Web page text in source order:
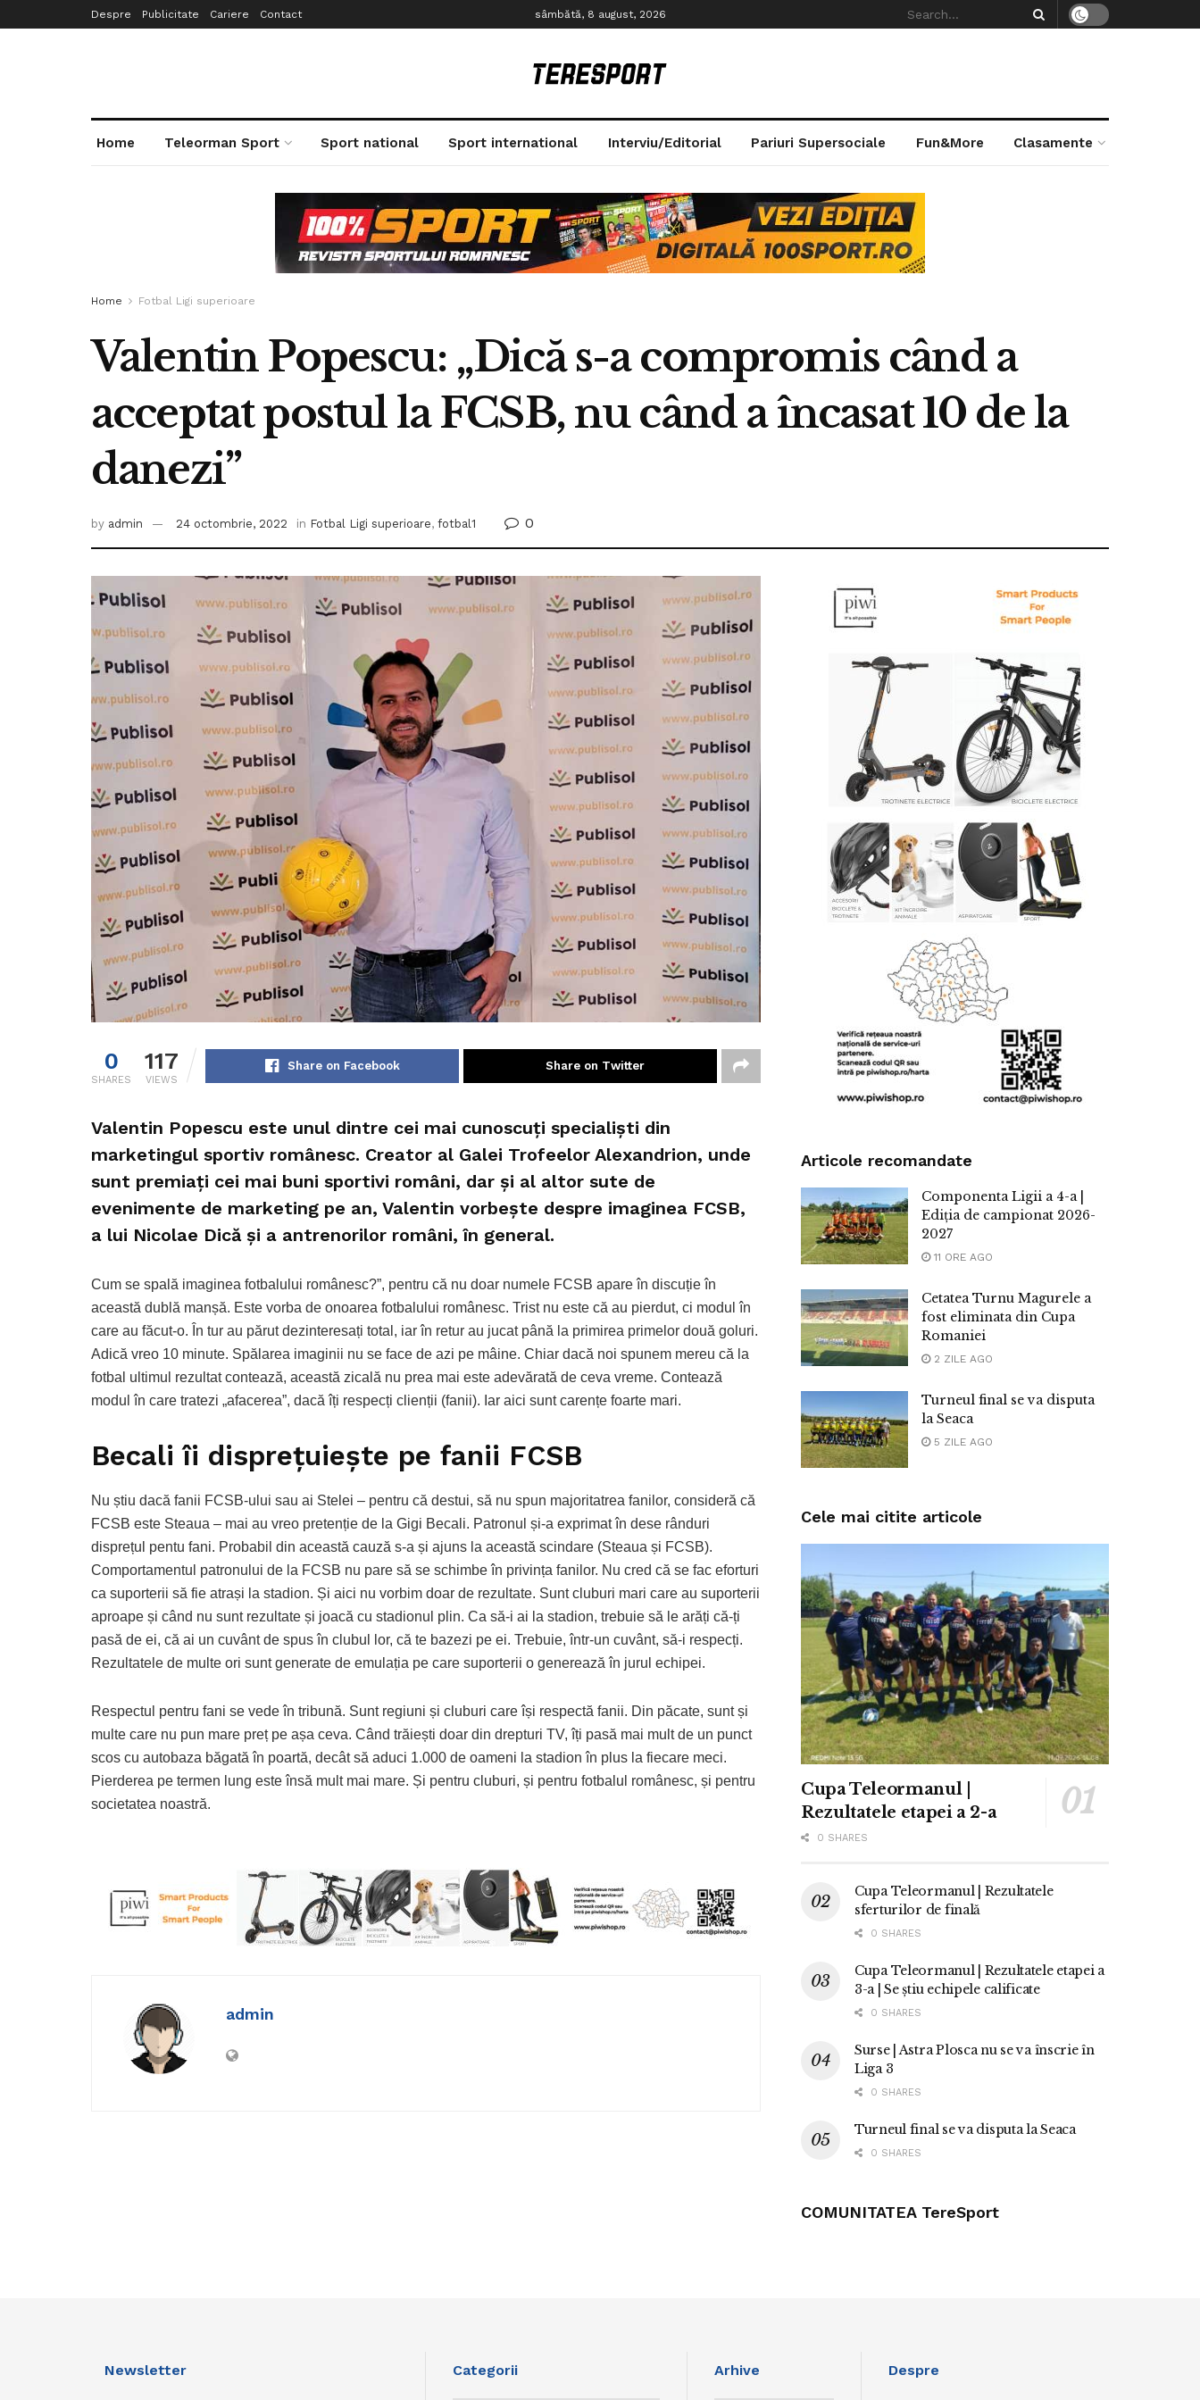
Despre Publicitate Cariere Contact sâmbătă, 8 august, 2026
Home Teleorman Sport Sport national Sport international Interviu/Editorial Pariuri Supersociale Fun&More Clasamente
Home Fotbal Ligi superioare
Valentin Popescu: „Dică s-a compromis când a
acceptat postul la FCSB, nu când a încasat 10 de la
danezi”
by admin 24 octombrie, 2022 in Fotbal Ligi superioare, fotbal1 0
0
SHARES
117
VIEWS
Share on Facebook Share on Twitter
Valentin Popescu este unul dintre cei mai cunoscuți specialiști din
marketingul sportiv românesc. Creator al Galei Trofeelor Alexandrion, unde
sunt premiați cei mai buni sportivi români, dar și al altor sute de
evenimente de marketing pe an, Valentin vorbește despre imaginea FCSB,
a lui Nicolae Dică și a antrenorilor români, în general.
Cum se spală imaginea fotbalului românesc?”, pentru că nu doar numele FCSB apare în discuție în
această dublă manșă. Este vorba de onoarea fotbalului românesc. Trist nu este că au pierdut, ci modul în
care au făcut-o. În tur au părut dezinteresați total, iar în retur au jucat până la primirea primelor două goluri.
Adică vreo 10 minute. Spălarea imaginii nu se face de azi pe mâine. Chiar dacă noi spunem mereu că la
fotbal ultimul rezultat contează, această zicală nu prea mai este adevărată de ceva vreme. Contează
modul în care tratezi „afacerea”, dacă îți respecți clienții (fanii). Iar aici sunt carențe foarte mari.
Becali îi disprețuiește pe fanii FCSB
Nu știu dacă fanii FCSB-ului sau ai Stelei – pentru că destui, să nu spun majoritatrea fanilor, consideră că
FCSB este Steaua – mai au vreo pretenție de la Gigi Becali. Patronul și-a exprimat în dese rânduri
disprețul pentu fani. Probabil din această cauză s-a și ajuns la această scindare (Steaua și FCSB).
Comportamentul patronului de la FCSB nu pare să se schimbe în privința fanilor. Nu cred că se fac eforturi
ca suporterii să fie atrași la stadion. Și aici nu vorbim doar de rezultate. Sunt cluburi mari care au suporterii
aproape și când nu sunt rezultate și joacă cu stadionul plin. Ca să-i ai la stadion, trebuie să le arăți că-ți
pasă de ei, că ai un cuvânt de spus în clubul lor, că te bazezi pe ei. Trebuie, într-un cuvânt, să-i respecți.
Rezultatele de multe ori sunt generate de emulația pe care suporterii o generează în jurul echipei.
Respectul pentru fani se vede în tribună. Sunt regiuni și cluburi care își respectă fanii. Din păcate, sunt și
multe care nu pun mare preț pe așa ceva. Când trăiești doar din drepturi TV, îți pasă mai mult de un punct
scos cu autobaza băgată în poartă, decât să aduci 1.000 de oameni la stadion în plus la fiecare meci.
Pierderea pe termen lung este însă mult mai mare. Și pentru cluburi, și pentru fotbalul românesc, și pentru
societatea noastră.
admin
Articole recomandate
Componenta Ligii a 4-a |
Ediția de campionat 2026-
2027
11 ORE AGO
Cetatea Turnu Magurele a
fost eliminata din Cupa
Romaniei
2 ZILE AGO
Turneul final se va disputa
la Seaca
5 ZILE AGO
Cele mai citite articole
Cupa Teleormanul |
Rezultatele etapei a 2-a
0 SHARES
Cupa Teleormanul | Rezultatele
sferturilor de finală
0 SHARES
Cupa Teleormanul | Rezultatele etapei a
3-a | Se știu echipele calificate
0 SHARES
Surse | Astra Plosca nu se va înscrie în
Liga 3
0 SHARES
Turneul final se va disputa la Seaca
0 SHARES
COMUNITATEA TereSport
Newsletter Categorii Arhive Despre